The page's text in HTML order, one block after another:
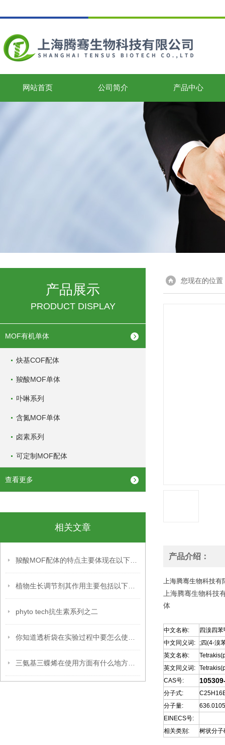
网站首页 公司简介 产品中心
产品展示
PRODUCT DISPLAY
MOF有机单体
炔基COF配体
羧酸MOF单体
卟啉系列
含氮MOF单体
卤素系列
可定制MOF配体
查看更多
相关文章
phyto tech抗生素系列之二
您现在的位置
产品介绍：
上海腾骞生物科技有
上海腾骞生物科技
体
中文名称:
四溴四
中文同义词:
;四(4-溴
英文名称:
英文同义词:
CAS号:
分子式:
分子量:
EINECS号:
相关类别:
树状分子